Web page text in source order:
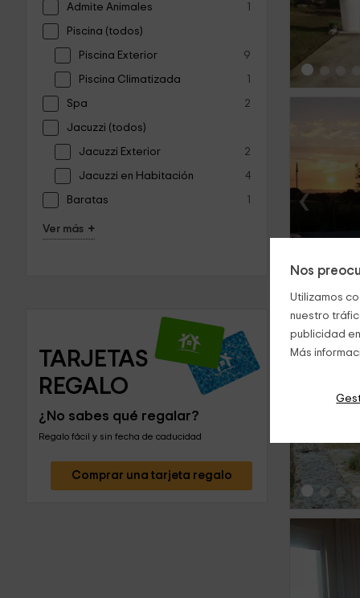
Nos
Utilizamos
nuestro
publicidad
Más
Admite Animales 1
Piscina (todos)
Piscina Exterior 9
Piscina Climatizada 1
Spa 2
Jacuzzi (todos)
Jacuzzi Exterior 2
Jacuzzi en Habitación 4
Baratas 1
Ver más +
TARJETAS
REGALO
¿No sabes qué regalar?
Regalo fácil y sin fecha de caducidad
Comprar una tarjeta regalo
‹